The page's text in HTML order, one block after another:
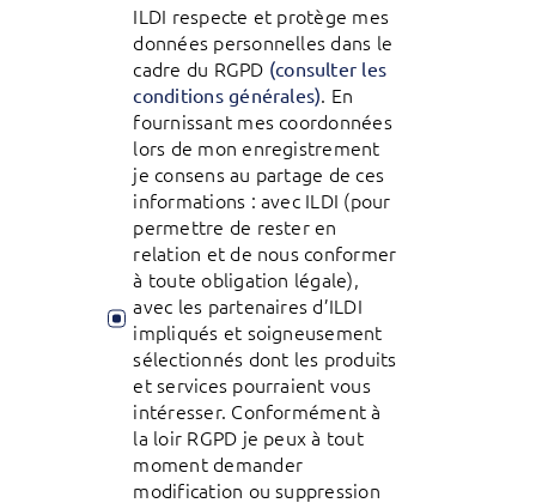
ILDI respecte et protège mes
données personnelles dans le
cadre du RGPD (consulter les
conditions générales). En
fournissant mes coordonnées
lors de mon enregistrement
je consens au partage de ces
informations : avec ILDI (pour
permettre de rester en
relation et de nous conformer
à toute obligation légale),
avec les partenaires d’ILDI
impliqués et soigneusement
sélectionnés dont les produits
et services pourraient vous
intéresser. Conformément à
la loir RGPD je peux à tout
moment demander
modification ou suppression